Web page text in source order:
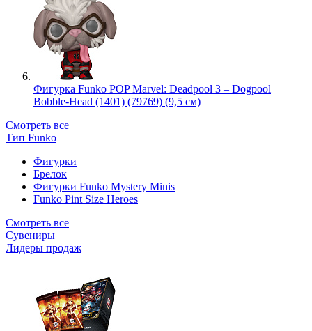
Фигурка Funko POP Marvel: Deadpool 3 – Dogpool
Bobble-Head (1401) (79769) (9,5 см)
Смотреть все
Тип Funko
Фигурки
Брелок
Фигурки Funko Mystery Minis
Funko Pint Size Heroes
Смотреть все
Сувениры
Лидеры продаж